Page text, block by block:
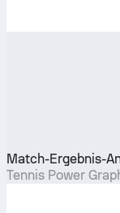
Match-Ergebnis-
Tennis Power